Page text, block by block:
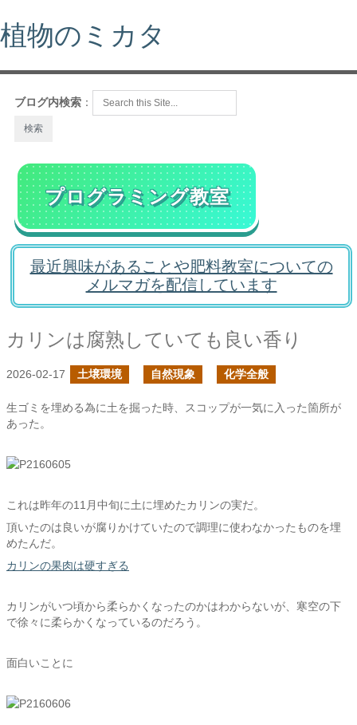
植物のミカタ
ブログ内検索 ：
プログラミング教室
最近興味があることや肥料教室についての
メルマガを配信しています
カリンは腐熟していても良い香り
2026-02-17 土壌環境 自然現象 化学全般
生ゴミを埋める為に土を掘った時、スコップが一気に入った箇所が
あった。
これは昨年の11月中旬に土に埋めたカリンの実だ。
頂いたのは良いが腐りかけていたので調理に使わなかったものを埋
めたんだ。
カリンの果肉は硬すぎる
カリンがいつ頃から柔らかくなったのかはわからないが、寒空の下
で徐々に柔らかくなっているのだろう。
面白いことに